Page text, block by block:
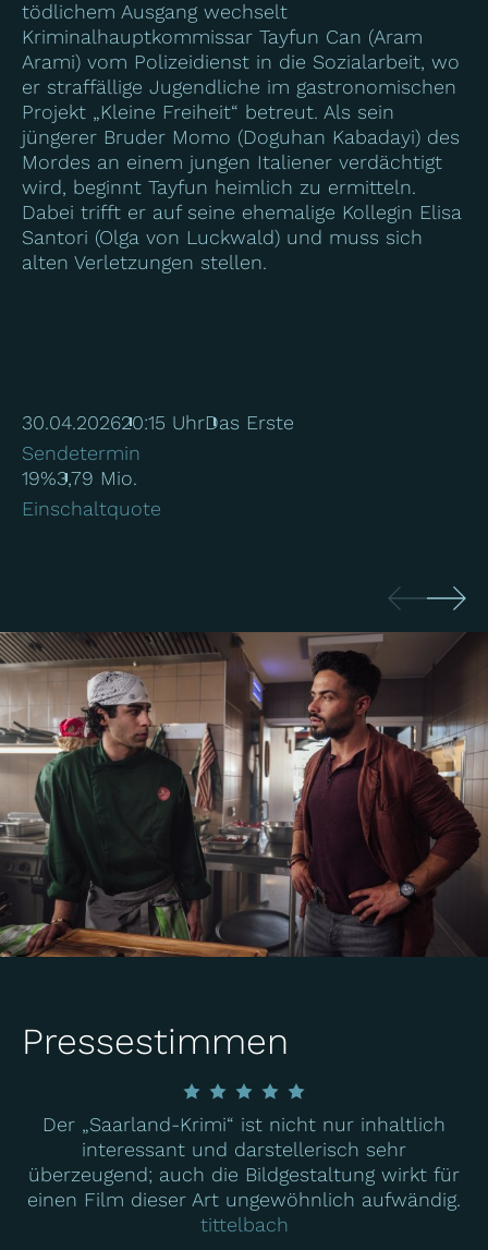
tödlichem Ausgang wechselt
Kriminalhauptkommissar Tayfun Can (Aram
Arami) vom Polizeidienst in die Sozialarbeit, wo
er straffällige Jugendliche im gastronomischen
Projekt „Kleine Freiheit“ betreut. Als sein
jüngerer Bruder Momo (Doguhan Kabadayi) des
Mordes an einem jungen Italiener verdächtigt
wird, beginnt Tayfun heimlich zu ermitteln.
Dabei trifft er auf seine ehemalige Kollegin Elisa
Santori (Olga von Luckwald) und muss sich
alten Verletzungen stellen.
30.04.202620:15 UhrDas Erste
Sendetermin
19%3,79 Mio.
Einschaltquote
Pressestimmen
Der „Saarland-Krimi“ ist nicht nur inhaltlich
interessant und darstellerisch sehr
überzeugend; auch die Bildgestaltung wirkt für
einen Film dieser Art ungewöhnlich aufwändig.
tittelbach